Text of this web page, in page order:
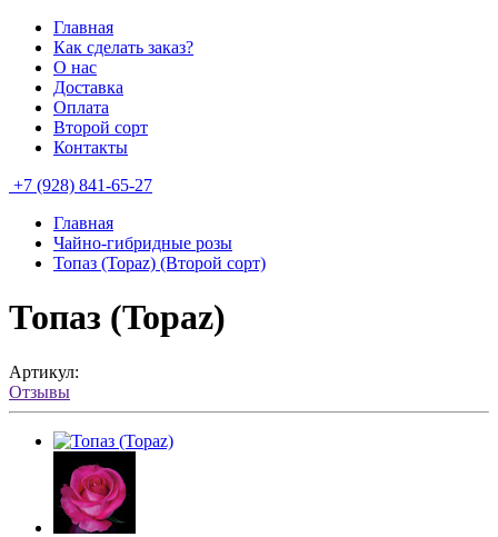
Главная
Как сделать заказ?
О нас
Доставка
Оплата
Второй сорт
Контакты
+7 (928) 841-65-27
Главная
Чайно-гибридные розы
Топаз (Topaz) (Второй сорт)
Топаз (Topaz)
Артикул:
Отзывы